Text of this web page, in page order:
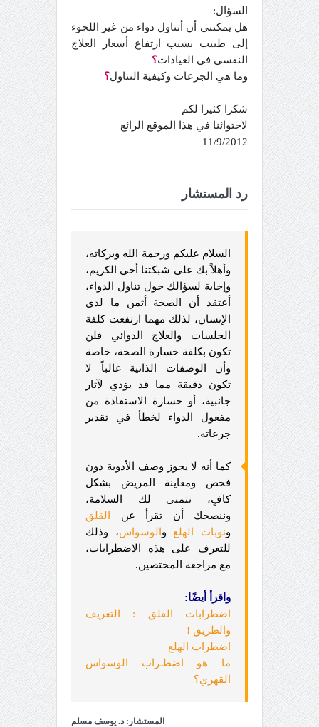
السؤال:
هل يمكنني أن أتناول دواء من غير اللجوء
إلى طبيب بسبب ارتفاع أسعار العلاج
النفسي في العيادات؟
وما هي الجرعات وكيفية التناول؟
شكرا كثيرا لكم
لاحتوائنا في هذا الموقع الرائع
11/9/2012
رد المستشار
السلام عليكم ورحمة الله وبركاته،
وأهلاً بك على شبكتنا أخي الكريم،
وإجابة لسؤالك حول تناول الدواء،
أعتقد أن الصحة أثمن ما لدى
الإنسان، لذلك مهما ارتفعت كلفة
الجلسات والعلاج الدوائي فلن
تكون بكلفة خسارة الصحة، خاصة
وأن الوصفات الذاتية غالباً لا
تكون دقيقة مما قد يؤدي لآثار
جانبية، أو خسارة الاستفادة من
مفعول الدواء لخطأ في تقدير
جرعاته.
كما أنه لا يجوز وصف الأدوية دون
فحص ومعاينة المريض بشكل
كافٍ، نتمنى لك السلامة،
وننصحك أن تقرأ عن
القلق
ونوبات الهلع و الوسواس، وذلك
للتعرف على هذه الاضطرابات،
مع مراجعة المختصين.
واقرأ أيضًا:
اضطرابات القلق : التعريف
والطريق !
اضطراب الهلع
ما هو اضطـراب الوسواس
القهري؟
المستشار: د. يوسف مسلم